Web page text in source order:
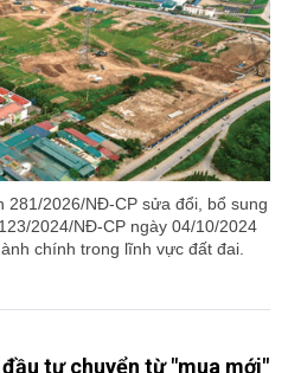
281/2026/NĐ-CP sửa đổi, bổ sung
2024/NĐ-CP ngày 04/10/2024
chính trong lĩnh vực đất đai.
tư chuyển từ "mua mới"